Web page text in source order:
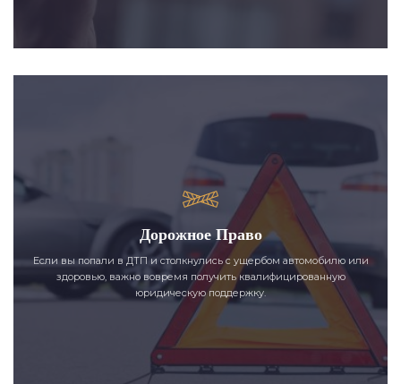
Дорожное Право
Если вы попали в ДТП и столкнулись с ущербом автомобилю или
здоровью, важно вовремя получить квалифицированную
юридическую поддержку.